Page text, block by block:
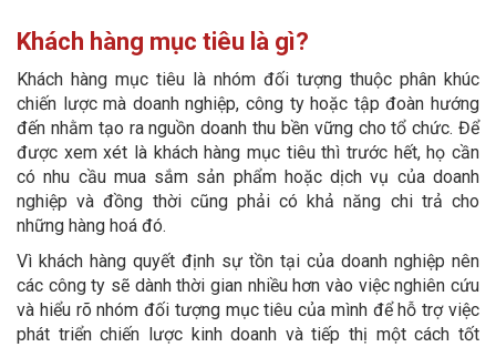
Khách hàng mục tiêu là gì?
Khách hàng mục tiêu là nhóm đối tượng thuộc phân khúc
chiến lược mà doanh nghiệp, công ty hoặc tập đoàn hướng
đến nhằm tạo ra nguồn doanh thu bền vững cho tổ chức. Để
được xem xét là khách hàng mục tiêu thì trước hết, họ cần
có nhu cầu mua sắm sản phẩm hoặc dịch vụ của doanh
nghiệp và đồng thời cũng phải có khả năng chi trả cho
những hàng hoá đó.
Vì khách hàng quyết định sự tồn tại của doanh nghiệp nên
các công ty sẽ dành thời gian nhiều hơn vào việc nghiên cứu
và hiểu rõ nhóm đối tượng mục tiêu của mình để hỗ trợ việc
phát triển chiến lược kinh doanh và tiếp thị một cách tốt